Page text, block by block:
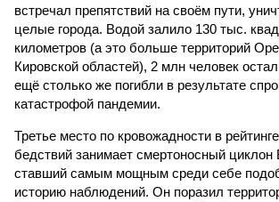
встречал препятствий на своём пути,
целые города. Водой залило 130 тыс.
километров (а это больше территорий
Кировской областей), 2 млн человек
ещё столько же погибли в результате
катастрофой пандемии.
Третье место по кровожадности в
бедствий занимает смертоносный циклон
ставший самым мощным среди себе
историю наблюдений. Он поразил